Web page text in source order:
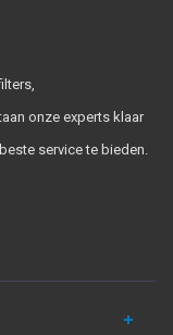
onze experts klaar
service te bieden.